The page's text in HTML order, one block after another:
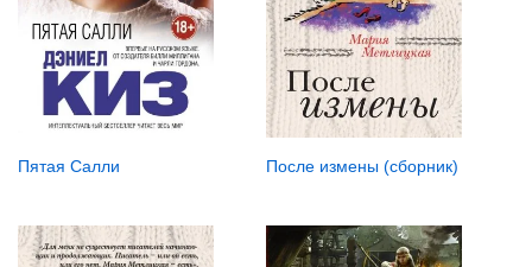
Пятая Салли После измены (сборник)